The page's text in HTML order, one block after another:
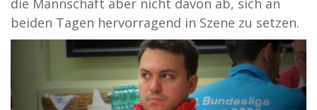
die Mannschaft aber nicht davon ab, sich an
beiden Tagen hervorragend in Szene zu setzen.